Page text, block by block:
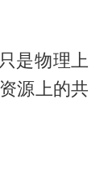
是物理上
源上的共